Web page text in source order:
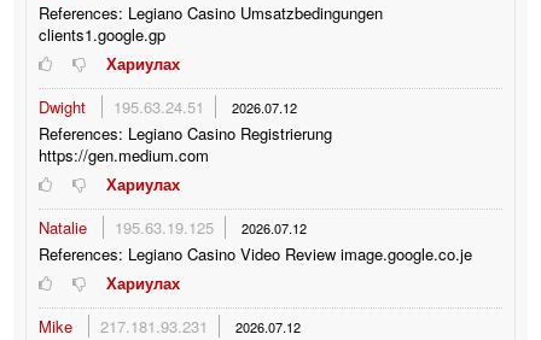
References: Legiano Casino Umsatzbedingungen
clients1.google.gp
Хариулах
Dwight
195.63.24.51 2026.07.12
References: Legiano Casino Registrierung
https://gen.medium.com
Хариулах
Natalie
195.63.19.125 2026.07.12
References: Legiano Casino Video Review image.google.co.je
Хариулах
Mike
217.181.93.231 2026.07.12